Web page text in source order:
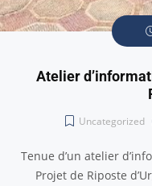
Atelier
Uncategorized
Tenue d’un atelier
Projet de Riposte